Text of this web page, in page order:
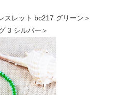
スレット bc217 グリーン＞
3 シルバー＞